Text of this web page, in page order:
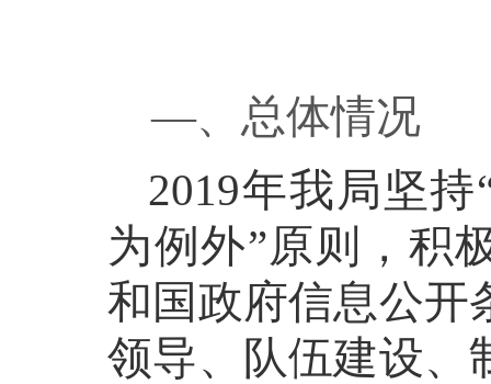
—、总体情况
2019年我局坚
为例外”原则，积
和国政府信息公开
领导、队伍建设、